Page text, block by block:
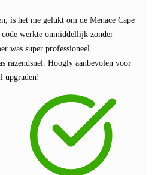
is het me gelukt om de Menace Cape
werkte onmiddellijk zonder
was super professioneel.
razendsnel. Hoogly aanbevolen voor
upgraden!